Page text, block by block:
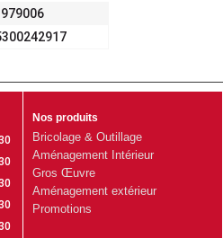
979006
Nos produits
Bricolage & Outillage
Aménagement Intérieur
Gros Œuvre
Aménagement extérieur
Promotions